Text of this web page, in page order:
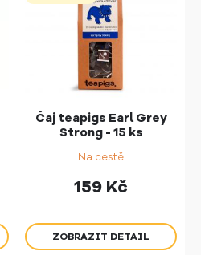
Čaj teapigs Earl Grey
Strong - 15 ks
Na cestě
159 Kč
ZOBRAZIT DETAIL